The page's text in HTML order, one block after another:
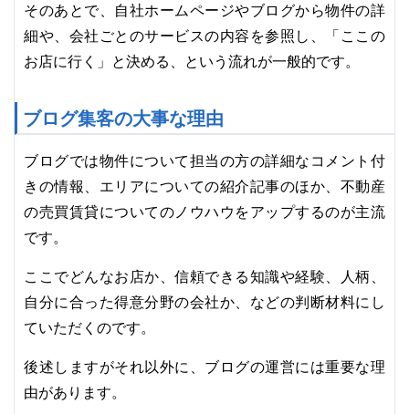
そのあとで、自社ホームページやブログから物件の詳
細や、会社ごとのサービスの内容を参照し、「ここの
お店に行く」と決める、という流れが一般的です。
ブログ集客の大事な理由
ブログでは物件について担当の方の詳細なコメント付
きの情報、エリアについての紹介記事のほか、不動産
の売買賃貸についてのノウハウをアップするのが主流
です。
ここでどんなお店か、信頼できる知識や経験、人柄、
自分に合った得意分野の会社か、などの判断材料にし
ていただくのです。
後述しますがそれ以外に、ブログの運営には重要な理
由があります。